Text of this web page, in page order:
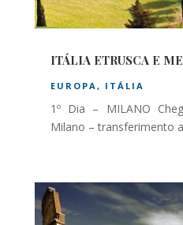
ITÁLIA ETRUSCA E
EUROPA, ITÁLIA
1º Dia – MILANO
Milano – transferimento